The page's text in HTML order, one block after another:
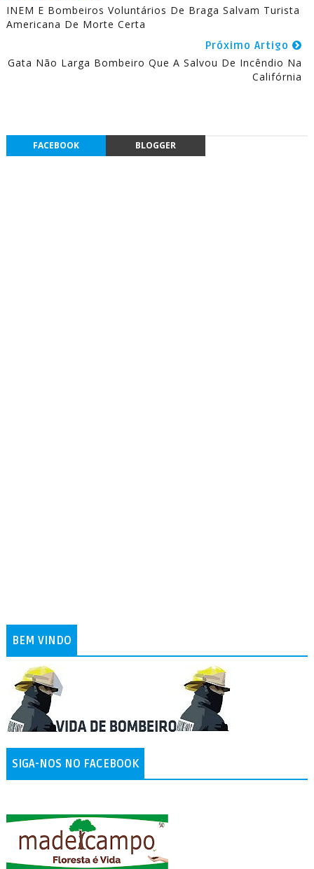
INEM E Bombeiros Voluntários De Braga Salvam Turista
Americana De Morte Certa
Próximo Artigo
Gata Não Larga Bombeiro Que A Salvou De Incêndio Na
Califórnia
FACEBOOK BLOGGER
BEM VINDO
SIGA-NOS NO FACEBOOK